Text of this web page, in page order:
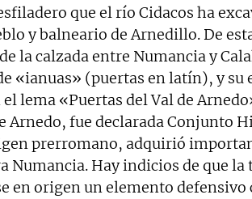
que el río Cidacos ha
y balneario de Arnedillo. De
la calzada entre Numancia y
«ianuas» (puertas en latín), y su
lema «Puertas del Val de
Arnedo, fue declarada Conjunto
prerromano, adquirió
Numancia. Hay indicios de que
en origen un elemento